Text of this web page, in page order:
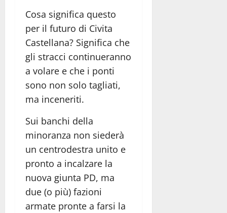
Cosa significa questo
per il futuro di Civita
Castellana? Significa che
gli stracci continueranno
a volare e che i ponti
sono non solo tagliati,
ma inceneriti.
Sui banchi della
minoranza non siederà
un centrodestra unito e
pronto a incalzare la
nuova giunta PD, ma
due (o più) fazioni
armate pronte a farsi la